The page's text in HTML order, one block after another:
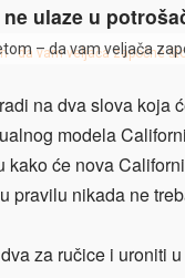
ulaze u
– da vam veljača
na dva slova koja
modela
kako će nova
pravilu nikada ne
za ručice i uroniti